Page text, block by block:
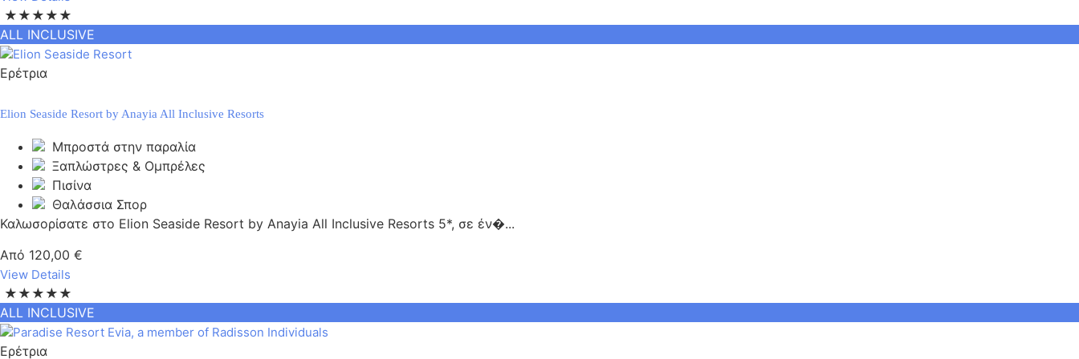
★★★★★
ALL INCLUSIVE
Ερέτρια
Elion Seaside Resort by Anayia All Inclusive Resorts
Μπροστά στην παραλία
Ξαπλώστρες & Ομπρέλες
Πισίνα
Θαλάσσια Σπορ
Καλωσορίσατε στο Elion Seaside Resort by Anayia All Inclusive Resorts 5*, σε έν�...
Από 120,00 €
View Details
★★★★★
ALL INCLUSIVE
Ερέτρια